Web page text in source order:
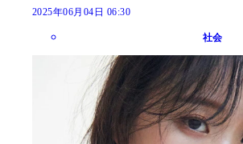
2025年06月04日 06:30
社会